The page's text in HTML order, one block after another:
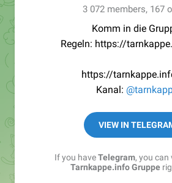
3 072 members, 167
Komm in die
Regeln: https://
https://
Kanal:
Best of:
Kochen: https://t.me/
VIEW IN
If you haveTelegram, you can
Tarnkappe.info Gruppe